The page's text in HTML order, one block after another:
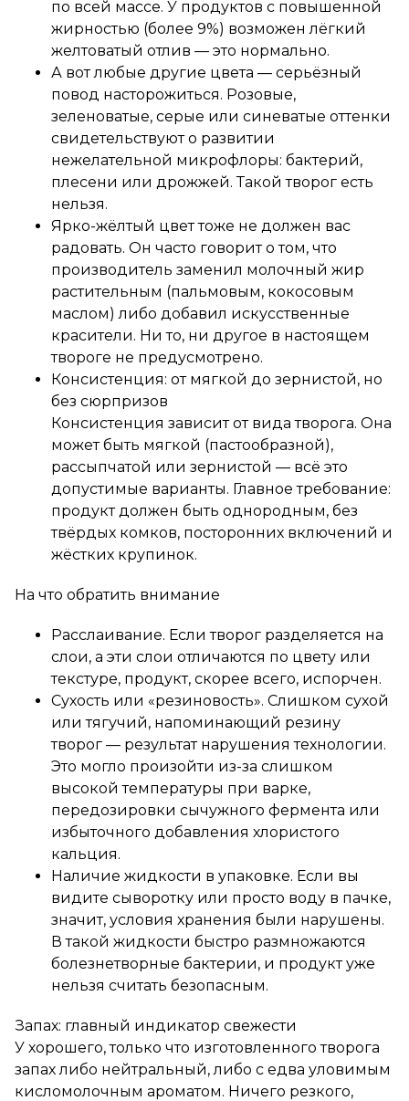
по всей массе. У продуктов с повышенной
жирностью (более 9%) возможен лёгкий
желтоватый отлив — это нормально.
А вот любые другие цвета — серьёзный
повод насторожиться. Розовые,
зеленоватые, серые или синеватые оттенки
свидетельствуют о развитии
нежелательной микрофлоры: бактерий,
плесени или дрожжей. Такой творог есть
нельзя.
Ярко-жёлтый цвет тоже не должен вас
радовать. Он часто говорит о том, что
производитель заменил молочный жир
растительным (пальмовым, кокосовым
маслом) либо добавил искусственные
красители. Ни то, ни другое в настоящем
твороге не предусмотрено.
Консистенция: от мягкой до зернистой, но
без сюрпризов
Консистенция зависит от вида творога. Она
может быть мягкой (пастообразной),
рассыпчатой или зернистой — всё это
допустимые варианты. Главное требование:
продукт должен быть однородным, без
твёрдых комков, посторонних включений и
жёстких крупинок.
На что обратить внимание
Расслаивание. Если творог разделяется на
слои, а эти слои отличаются по цвету или
текстуре, продукт, скорее всего, испорчен.
Сухость или «резиновость». Слишком сухой
или тягучий, напоминающий резину
творог — результат нарушения технологии.
Это могло произойти из-за слишком
высокой температуры при варке,
передозировки сычужного фермента или
избыточного добавления хлористого
кальция.
Наличие жидкости в упаковке. Если вы
видите сыворотку или просто воду в пачке,
значит, условия хранения были нарушены.
В такой жидкости быстро размножаются
болезнетворные бактерии, и продукт уже
нельзя считать безопасным.
Запах: главный индикатор свежести
У хорошего, только что изготовленного творога
запах либо нейтральный, либо с едва уловимым
кисломолочным ароматом. Ничего резкого,